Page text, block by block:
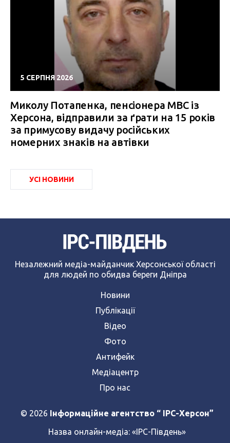
5 СЕРПНЯ 2026
Миколу Потапенка, пенсіонера МВС із
Херсона, відправили за ґрати на 15 років
за примусову видачу російських
номерних знаків на автівки
УСІ НОВИНИ
Незалежний медіа-майданчик Херсонської області
для людей по обидва береги Дніпра
Новини
Публікації
Відео
Фото
Антифейк
Медіацентр
Про нас
© 2026
Інформаційне агентство “ IPC-Херсон”
Назва онлайн-медіа: «ІРС-Південь»